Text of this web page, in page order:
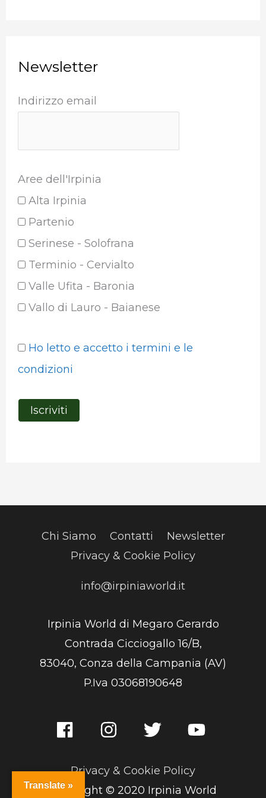
Newsletter
Indirizzo email
Aree dell'Irpinia
Alta Irpinia
Partenio
Serinese - Solofrana
Terminio - Cervialto
Valle Ufita - Baronia
Vallo di Lauro - Baianese
Ho letto e accetto i termini e le
condizioni
Chi Siamo Contatti
Newsletter
Privacy & Cookie Policy
info@irpiniaworld.it
Irpinia World di Megaro Gerardo
Contrada Cicciogallo 16/B,
83040, Conza della Campania (AV)
P.Iva 03068190648
Privacy & Cookie Policy
Copyright © 2020 Irpinia World
Translate »